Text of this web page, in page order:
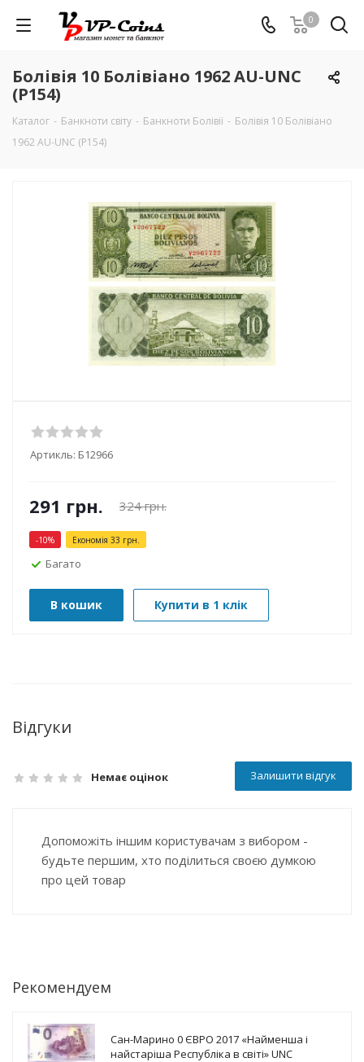
0
Болівія 10 Болівіано 1962 AU-UNC
(P154)
Каталог - Банкноти світу - Банкноти Болівії - Болівія 10 Болівіано
1962 AU-UNC (P154)
Артикль: Б12966
291 грн. 324грн.
-10% Економія 33 грн.
Багато
В кошик Купити в 1 клік
Відгуки
Немає оцінок Залишити відгук
Допоможіть іншим користувачам з вибором -
будьте першим, хто поділиться своєю думкою
про цей товар
Рекомендуем
Сан-Марино 0 ЄВРО 2017 «Найменша і
найстаріша Республіка в світі» UNC